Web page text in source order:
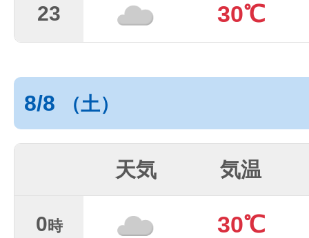
23 30℃
8/8 （土）
天気 気温
0時 30℃